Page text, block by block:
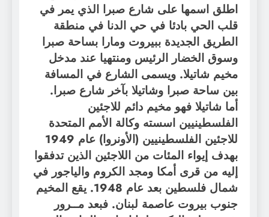
اطلق اسمها على شارع صبرا الذي يمر في
قلب الحي بادئا في حي الدنا في منطقة
الطريق الجديدة ببيروت ومارا بساحة صبرا
وسوق الخضار الرئيس ومنتهيا عند مدخل
مخيم شاتيلا. ويسمى الشارع في المسافة
بين ساحة صبرا وشاتيلا بآخر شارع صبرا.
أما شاتيلا فهو مخيم دائم للاجئين
الفلسطينيين اسسته وكالة الأمم المتحدة
للاجئين الفلسطينيين (الأونروا) عام 1949
بهدف إيواء المئات من اللاجئين الذين تدفقوا
إليه من قرى أمكا ومجد الكروم والياجور في
شمال فلسطين بعد عام 1948. يقع المخيم
جنوب بيروت عاصمة لبنان. فبعد مــرور